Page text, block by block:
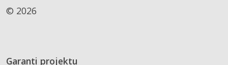
© 2026
Garanti projektu